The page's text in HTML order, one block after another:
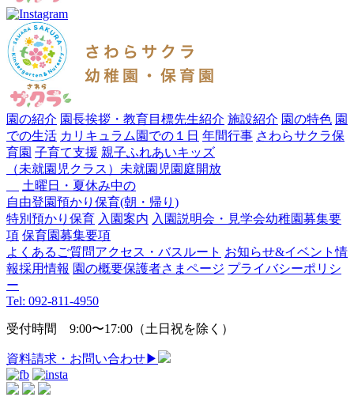
園の紹介 園長挨拶・教育目標先生紹介 施設紹介 園の特色 園
での生活 カリキュラム 園での１日 年間行事 さわらサクラ保
育園 子育て支援 親子ふれあいキッズ
（未就園児クラス） 未就園児園庭開放
土曜日・夏休み中の
自由登園預かり保育(朝・帰り)
特別預かり保育 入園案内 入園説明会・見学会幼稚園募集要
項 保育園募集要項
よくあるご質問アクセス・バスルート お知らせ&イベント情
報採用情報 園の概要保護者さまページ プライバシーポリシ
ー
Tel: 092-811-4950
受付時間 9:00〜17:00（土日祝を除く）
資料請求・お問い合わせ▶︎